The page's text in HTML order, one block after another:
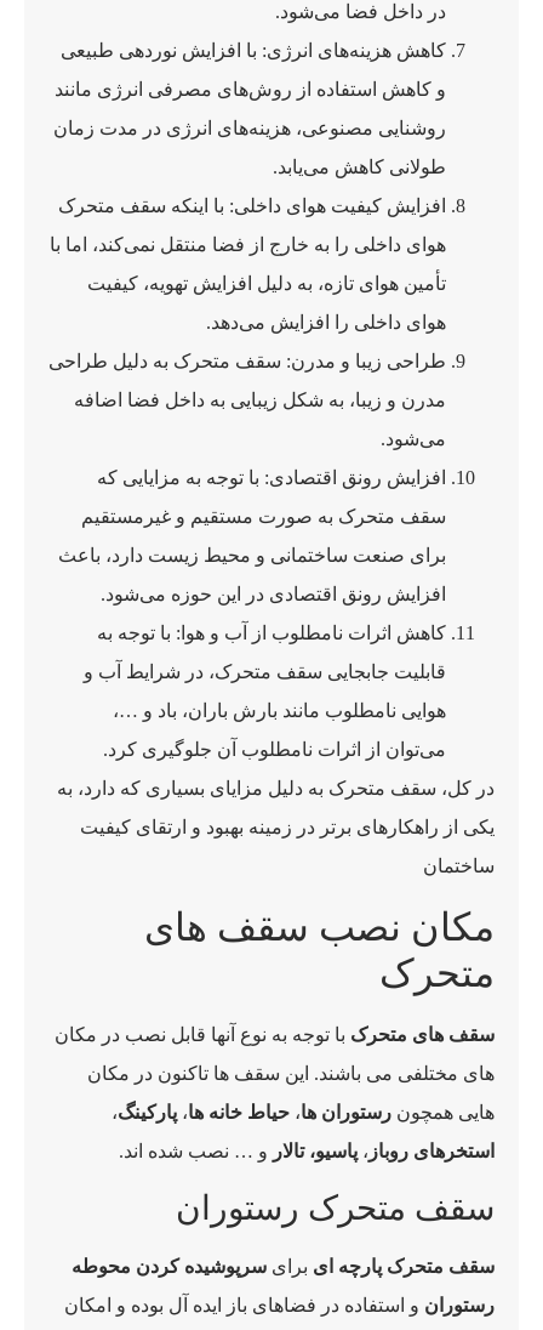
در داخل فضا می‌شود.
کاهش هزینه‌های انرژی: با افزایش نوردهی طبیعی
و کاهش استفاده از روش‌های مصرفی انرژی مانند
روشنایی مصنوعی، هزینه‌های انرژی در مدت زمان
طولانی کاهش می‌یابد.
افزایش کیفیت هوای داخلی: با اینکه سقف متحرک
هوای داخلی را به خارج از فضا منتقل نمی‌کند، اما با
تأمین هوای تازه، به دلیل افزایش تهویه، کیفیت
هوای داخلی را افزایش می‌دهد.
طراحی زیبا و مدرن: سقف متحرک به دلیل طراحی
مدرن و زیبا، به شکل زیبایی به داخل فضا اضافه
می‌شود.
افزایش رونق اقتصادی: با توجه به مزایایی که
سقف متحرک به صورت مستقیم و غیرمستقیم
برای صنعت ساختمانی و محیط زیست دارد، باعث
افزایش رونق اقتصادی در این حوزه می‌شود.
کاهش اثرات نامطلوب از آب و هوا: با توجه به
قابلیت جابجایی سقف متحرک، در شرایط آب و
هوایی نامطلوب مانند بارش باران، باد و …،
می‌توان از اثرات نامطلوب آن جلوگیری کرد.
در کل، سقف متحرک به دلیل مزایای بسیاری که دارد، به
یکی از راهکارهای برتر در زمینه بهبود و ارتقای کیفیت
ساختمان
مکان نصب سقف های
متحرک
سقف های متحرک با توجه به نوع آنها قابل نصب در مکان
های مختلفی می باشند. این سقف ها تاکنون در مکان
هایی همچون رستوران ها، حیاط خانه ها، پارکینگ،
استخرهای روباز ، پاسیو، تالار و … نصب شده اند.
سقف متحرک رستوران
سقف متحرک پارچه ای برای سرپوشیده کردن محوطه
رستوران و استفاده در فضاهای باز ایده آل بوده و امکان